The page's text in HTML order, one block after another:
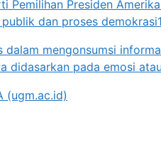
Presiden
dan proses demokrasi1
mengonsumsi
didasarkan pada emosi
(ugm.ac.id)